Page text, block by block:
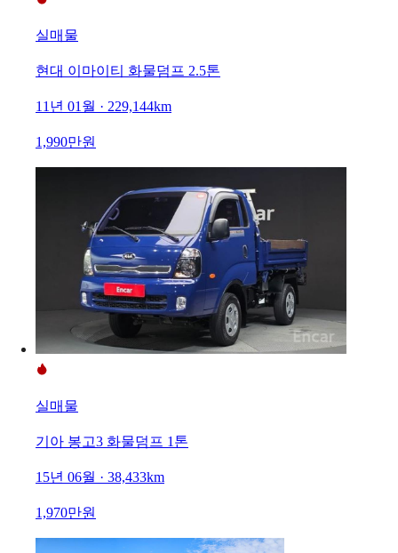
실매물
현대 이마이티 화물덤프 2.5톤
11년 01월 · 229,144km
1,990만원
실매물
기아 봉고3 화물덤프 1톤
15년 06월 · 38,433km
1,970만원